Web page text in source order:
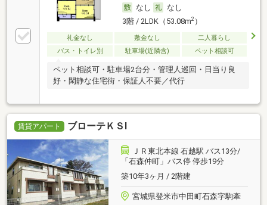
なし
なし
3階 / 2LDK（53.08m2）
礼金なし 敷金なし
二人暮らし
バス・トイレ別
駐車場(近隣含) ペット相談可
ペット相談可・駐車場2台分・管理人巡回・日当り良
好・閑静な住宅街・保証人不要／代行
賃貸アパート ブローテＫＳⅠ
ＪＲ東北本線 石越駅 バス13分/
「石森仲町」バス停 停歩19分
築10年3ヶ月 / 2階建
宮城県登米市中田町石森字駒牽